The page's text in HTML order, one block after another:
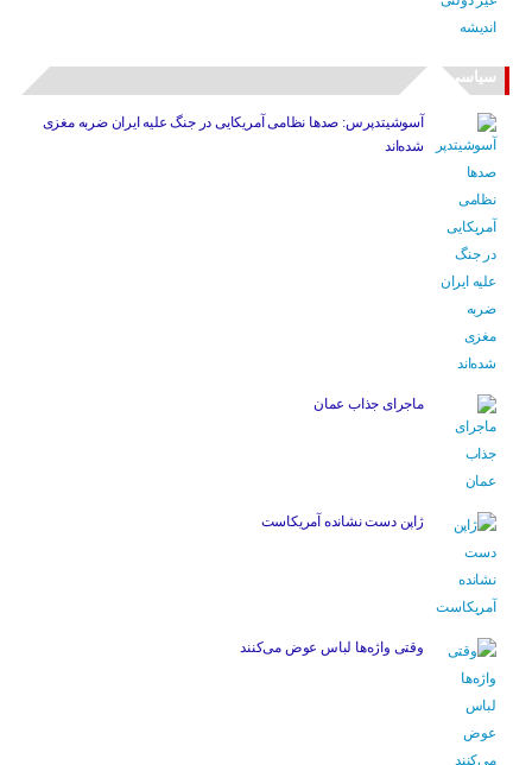
سیاسی
آسوشیتدپرس: صدها نظامی آمریکایی در جنگ علیه ایران ضربه مغزی
شده‌اند
ماجرای جذاب عمان
ژاپن دست نشانده آمریکاست
وقتی واژه‌ها لباس عوض می‌کنند